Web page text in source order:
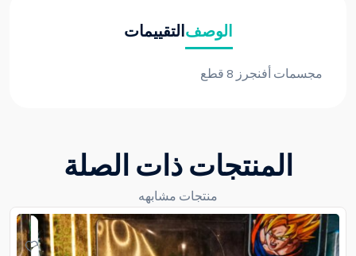
الوصفالتقييمات
مجسمات أفنجرز 8 قطع
المنتجات ذات الصلة
منتجات مشابهه